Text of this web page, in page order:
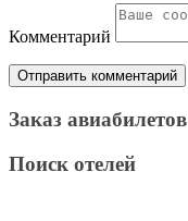
Комментарий
Заказ авиабилетов
Поиск отелей